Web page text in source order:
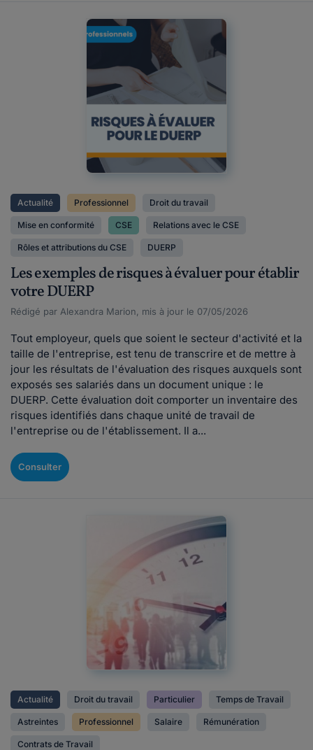
Actualité Professionnel Droit du travail
Mise en conformité CSE Relations avec le CSE
Rôles et attributions du CSE DUERP
Les exemples de risques à évaluer pour établir
votre DUERP
Rédigé par Alexandra Marion, mis à jour le 07/05/2026
Tout employeur, quels que soient le secteur d'activité et la
taille de l'entreprise, est tenu de transcrire et de mettre à
jour les résultats de l'évaluation des risques auxquels sont
exposés ses salariés dans un document unique : le
DUERP. Cette évaluation doit comporter un inventaire des
risques identifiés dans chaque unité de travail de
l'entreprise ou de l'établissement. Il a...
Consulter
Actualité Droit du travail Particulier Temps de Travail
Astreintes Professionnel Salaire Rémunération
Contrats de Travail